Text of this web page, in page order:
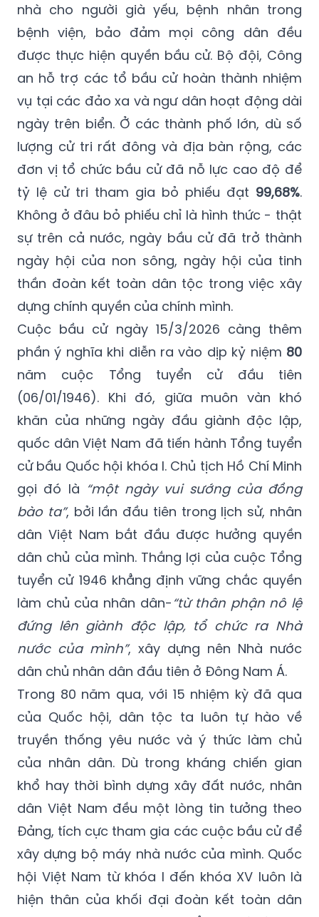
nhà cho người già yếu, bệnh nhân trong
bệnh viện, bảo đảm mọi công dân đều
được thực hiện quyền bầu cử. Bộ đội, Công
an hỗ trợ các tổ bầu cử hoàn thành nhiệm
vụ tại các đảo xa và ngư dân hoạt động dài
ngày trên biển. Ở các thành phố lớn, dù số
lượng cử tri rất đông và địa bàn rộng, các
đơn vị tổ chức bầu cử đã nỗ lực cao độ để
tỷ lệ cử tri tham gia bỏ phiếu đạt 99,68%.
Không ở đâu bỏ phiếu chỉ là hình thức - thật
sự trên cả nước, ngày bầu cử đã trở thành
ngày hội của non sông, ngày hội của tinh
thần đoàn kết toàn dân tộc trong việc xây
dựng chính quyền của chính mình.
Cuộc bầu cử ngày 15/3/2026 càng thêm
phần ý nghĩa khi diễn ra vào dịp kỷ niệm 80
năm cuộc Tổng tuyển cử đầu tiên
(06/01/1946). Khi đó, giữa muôn vàn khó
khăn của những ngày đầu giành độc lập,
quốc dân Việt Nam đã tiến hành Tổng tuyển
cử bầu Quốc hội khóa I. Chủ tịch Hồ Chí Minh
gọi đó là “một ngày vui sướng của đồng
bào ta”, bởi lần đầu tiên trong lịch sử, nhân
dân Việt Nam bắt đầu được hưởng quyền
dân chủ của mình. Thắng lợi của cuộc Tổng
tuyển cử 1946 khẳng định vững chắc quyền
làm chủ của nhân dân- “từ thân phận nô lệ
đứng lên giành độc lập, tổ chức ra Nhà
nước của mình”, xây dựng nên Nhà nước
dân chủ nhân dân đầu tiên ở Đông Nam Á.
Trong 80 năm qua, với 15 nhiệm kỳ đã qua
của Quốc hội, dân tộc ta luôn tự hào về
truyền thống yêu nước và ý thức làm chủ
của nhân dân. Dù trong kháng chiến gian
khổ hay thời bình dựng xây đất nước, nhân
dân Việt Nam đều một lòng tin tưởng theo
Đảng, tích cực tham gia các cuộc bầu cử để
xây dựng bộ máy nhà nước của mình. Quốc
hội Việt Nam từ khóa I đến khóa XV luôn là
hiện thân của khối đại đoàn kết toàn dân